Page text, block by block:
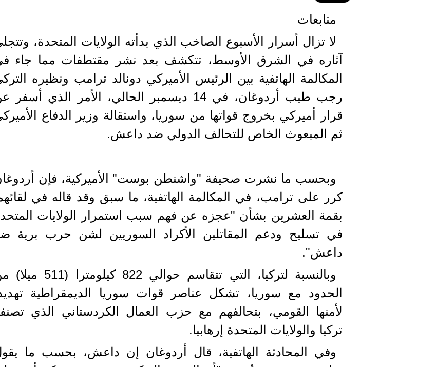
متابعات
لا تزال أسرار الأسبوع الصاخب الذي بدأته الولايات المتحدة،
آثاره في الشرق الأوسط، تتكشف بعد نشر مقتطفات مما جاء
المكالمة الهاتفية بين الرئيس الأميركي دونالد ترامب ونظيره
رجب طيب أردوغان، في 14 ديسمبر الحالي، الأمر الذي أسفر
قرار أميركي بخروج قواتها من سوريا، واستقالة وزير الدفاع
ثم المبعوث الخاص للتحالف الدولي ضد داعش.
وبحسب ما نشرت صحيفة "واشنطن بوست" الأميركية، فإن
كرر على ترامب، في المكالمة الهاتفية، ما سبق وقد قاله في
بقمة العشرين بشأن "عجزه عن فهم سبب استمرار الولايات
في تسليح ودعم المقاتلين الأكراد السوريين لشن حرب برية
داعش".
وبالنسبة لتركيا، التي تتقاسم حوالي 822 كيلومترا
الحدود مع سوريا، تشكل عناصر قوات سوريا الديمقراطية
لأمنها القومي، بتحالفهم مع حزب العمال الكردستاني الذي
تركيا والولايات المتحدة إرهابيا.
وفي المحادثة الهاتفية، قال أردوغان إن داعش، بحسب ما